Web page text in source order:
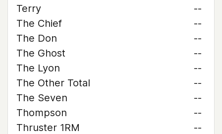
Terry
--
The Chief
--
The Don
--
The Ghost
--
The Lyon
--
The Other Total
--
The Seven
--
Thompson
--
Thruster 1RM
--